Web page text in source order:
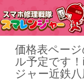
価格表ペー
ル予定です
ジャー近鉄